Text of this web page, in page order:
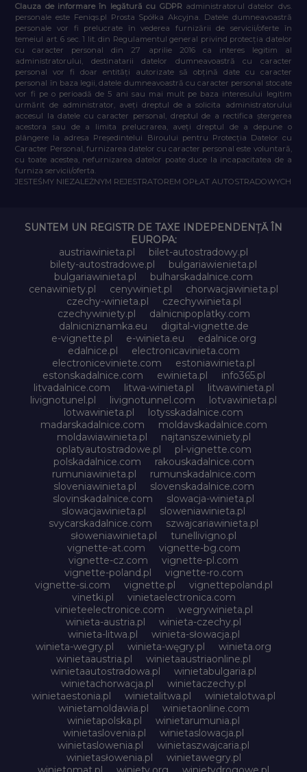
Clauza de informare în legătură cu GDPR administratorul datelor dvs.
personale este Feniqs.pl Prosta Spółka Akcyjna. Datele dumneavoastră
personale vor fi prelucrate în vederea furnizării de servicii/oferte în
temeiul art. 6 sec. 1 lit. din Regulamentul general privind protecția datelor
cu caracter personal din 27 aprilie 2016 ca interes legitim al
administratorului, destinatarii datelor dumneavoastră cu caracter
personal vor fi doar entități autorizate să obțină date cu caracter
personal în baza legii, datele dumneavoastră cu caracter personal stocate
vor fi pe o perioadă de 5 ani sau mai mult pe baza interesului legitim
urmărit de administrator, aveți dreptul de a solicita administratorului
accesul la datele cu caracter personal, dreptul de a rectifica ștergerea
acestora sau de a limita prelucrarea, aveți dreptul de a depune o
plângere la adresa Președintelui Biroului pentru Protecția Datelor cu
Caracter Personal, furnizarea datelor cu caracter personal este voluntară,
cu toate acestea, nefurnizarea datelor poate duce la incapacitatea de a
furniza servicii/oferta.
JESTEŚMY NIEZALEŻNYM REJESTRATOREM OPŁAT AUTOSTRADOWYCH
SUNTEM UN REGISTR DE TAXE INDEPENDENȚĂ ÎN
EUROPA:
austriawinieta.pl
bilet-autostradowy.pl
bilety-autostradowe.pl
bulgariawienieta.pl
bulgariawinieta.pl
bulharskadalnice.com
cenawiniety.pl
cenywiniet.pl
chorwacjawinieta.pl
czechy-winieta.pl
czechywinieta.pl
czechywiniety.pl
dalnicnipoplatky.com
dalnicniznamka.eu
digital-vignette.de
e-vignette.pl
e-winieta.eu
edalnice.org
edalnice.pl
electronicavinieta.com
electroniceviniete.com
estoniawinieta.pl
estonskadalnice.com
ewinieta.pl
info365.pl
litvadalnice.com
litwa-winieta.pl
litwawinieta.pl
livignotunel.pl
livignotunnel.com
lotvawinieta.pl
lotwawinieta.pl
lotysskadalnice.com
madarskadalnice.com
moldavskadalnice.com
moldawiawinieta.pl
najtanszewiniety.pl
oplatyautostradowe.pl
pl-vignette.com
polskadalnice.com
rakouskadalnice.com
rumuniawinieta.pl
rumunskadalnice.com
sloveniawinieta.pl
slovenskadalnice.com
slovinskadalnice.com
slowacja-winieta.pl
slowacjawinieta.pl
sloweniawinieta.pl
svycarskadalnice.com
szwajcariawinieta.pl
słoweniawinieta.pl
tunellivigno.pl
vignette-at.com
vignette-bg.com
vignette-cz.com
vignette-pl.com
vignette-poland.pl
vignette-ro.com
vignette-si.com
vignette.pl
vignettepoland.pl
vinetki.pl
vinietaelectronica.com
vinieteelectronice.com
wegrywinieta.pl
winieta-austria.pl
winieta-czechy.pl
winieta-litwa.pl
winieta-słowacja.pl
winieta-wegry.pl
winieta-węgry.pl
winieta.org
winietaaustria.pl
winietaaustriaonline.pl
winietaautostradowa.pl
winietabulgaria.pl
winietachorwacja.pl
winietaczechy.pl
winietaestonia.pl
winietalitwa.pl
winietalotwa.pl
winietamoldawia.pl
winietaonline.com
winietapolska.pl
winietarumunia.pl
winietaslovenia.pl
winietaslowacja.pl
winietaslowenia.pl
winietaszwajcaria.pl
winietasłowenia.pl
winietawegry.pl